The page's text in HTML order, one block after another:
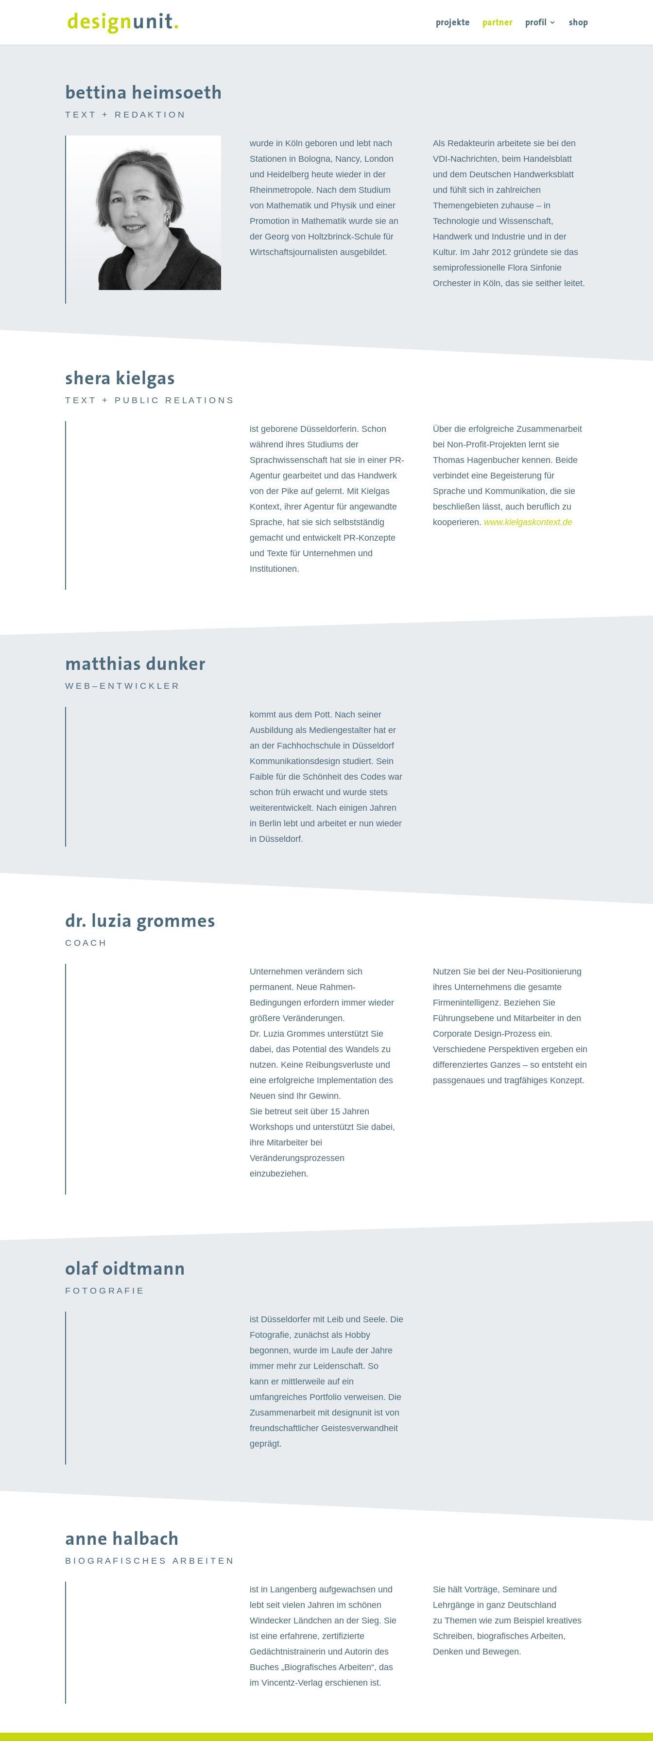
projekte partner profil shop
bettina heimsoeth
T E X T + R E D A K T I O N
wurde in Köln geboren und lebt nach
Stationen in Bologna, Nancy, London
und Heidelberg heute wieder in der
Rheinmetropole. Nach dem Studium
von Mathematik und Physik und einer
Promotion in Mathematik wurde sie an
der Georg von Holtzbrinck-Schule für
Wirtschaftsjournalisten ausgebildet.
Als Redakteurin arbeitete sie bei den
VDI-Nachrichten, beim Handelsblatt
und dem Deutschen Handwerksblatt
und fühlt sich in zahlreichen
Themengebieten zuhause – in
Technologie und Wissenschaft,
Handwerk und Industrie und in der
Kultur. Im Jahr 2012 gründete sie das
semiprofessionelle Flora Sinfonie
Orchester in Köln,das sie seither leitet.
shera kielgas
T E X T + P U B L I C R E L A T I O N S
ist geborene Düsseldorferin. Schon
während ihres Studiums der
Sprachwissenschaft hat sie in einer PR-
Agentur gearbeitet und das Handwerk
von der Pike auf gelernt. Mit Kielgas
Kontext, ihrer Agentur für angewandte
Sprache, hat sie sich selbstständig
gemacht und entwickelt PR-Konzepte
und Texte für Unternehmen und
Institutionen.
Über die erfolgreiche Zusammenarbeit
bei Non-Profit-Projekten lernt sie
Thomas Hagenbucher kennen. Beide
verbindet eine Begeisterung für
Sprache und Kommunikation, die sie
beschließen lässt, auch beruflich zu
kooperieren. www.kielgaskontext.de
matthias dunker
W E B – E N T W I C K L E R
kommt aus dem Pott. Nach seiner
Ausbildung als Mediengestalter hat er
an der Fachhochschule in Düsseldorf
Kommunikationsdesign studiert. Sein
Faible für die Schönheit des Codes war
schon früh erwacht und wurde stets
weiterentwickelt. Nach einigen Jahren
in Berlin lebt und arbeitet er nun wieder
in Düsseldorf.
dr. luzia grommes
C O A C H
Unternehmen verändern sich
permanent. Neue Rahmen-
Bedingungen erfordern immer wieder
größere Veränderungen.
Dr. Luzia Grommes unterstützt Sie
dabei, das Potential des Wandels zu
nutzen. Keine Reibungsverluste und
eine erfolgreiche Implementation des
Neuen sind Ihr Gewinn.
Sie betreut seit über 15 Jahren
Workshops und unterstützt Sie dabei,
ihre Mitarbeiter bei
Veränderungsprozessen
einzubeziehen.
Nutzen Sie bei der Neu-Positionierung
ihres Unternehmens die gesamte
Firmenintelligenz. Beziehen Sie
Führungsebene und Mitarbeiter in den
Corporate Design-Prozess ein.
Verschiedene Perspektiven ergeben ein
differenziertes Ganzes – so entsteht ein
passgenaues und tragfähiges Konzept.
olaf oidtmann
F O T O G R A F I E
ist Düsseldorfer mit Leib und Seele. Die
Fotografie, zunächst als Hobby
begonnen, wurde im Laufe der Jahre
immer mehr zur Leidenschaft. So
kann er mittlerweile auf ein
umfangreiches Portfolio verweisen. Die
Zusammenarbeit mit designunit ist von
freundschaftlicher Geistesverwandheit
geprägt.
anne halbach
B I O G R A F I S C H E S A R B E I T E N
ist in Langenberg aufgewachsen und
lebt seit vielen Jahren im schönen
Windecker Ländchen an der Sieg. Sie
ist eine erfahrene, zertifizierte
Gedächtnistrainerin und Autorin des
Buches „Biografisches Arbeiten“, das
im Vincentz-Verlag erschienen ist.
Sie hält Vorträge, Seminare und
Lehrgänge in ganz Deutschland
zu Themen wie zum Beispiel kreatives
Schreiben, biografisches Arbeiten,
Denken und Bewegen.